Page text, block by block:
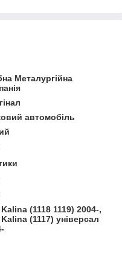
Металургійна
автомобіль
(1118 1119) 2004-,
(1117) універсал